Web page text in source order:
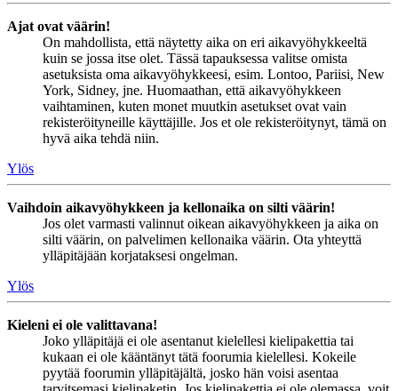
Ajat ovat väärin!
On mahdollista, että näytetty aika on eri aikavyöhykkeeltä
kuin se jossa itse olet. Tässä tapauksessa valitse omista
asetuksista oma aikavyöhykkeesi, esim. Lontoo, Pariisi, New
York, Sidney, jne. Huomaathan, että aikavyöhykkeen
vaihtaminen, kuten monet muutkin asetukset ovat vain
rekisteröityneille käyttäjille. Jos et ole rekisteröitynyt, tämä on
hyvä aika tehdä niin.
Ylös
Vaihdoin aikavyöhykkeen ja kellonaika on silti väärin!
Jos olet varmasti valinnut oikean aikavyöhykkeen ja aika on
silti väärin, on palvelimen kellonaika väärin. Ota yhteyttä
ylläpitäjään korjataksesi ongelman.
Ylös
Kieleni ei ole valittavana!
Joko ylläpitäjä ei ole asentanut kielellesi kielipakettia tai
kukaan ei ole kääntänyt tätä foorumia kielellesi. Kokeile
pyytää foorumin ylläpitäjältä, josko hän voisi asentaa